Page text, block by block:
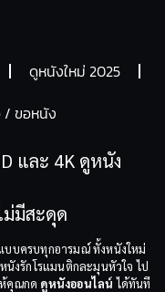
ดูหนังใหม่ 2025
ขอหนัง
และ 4K ดูหนัง
ม่มีสะดุด
บบครบทุกอารมณ์ ทั้งหนังใหม่
งรักโรแมนติกละมุนหัวใจ ไป
คุณกด ดูหนังออนไลน์ ได้ทันที